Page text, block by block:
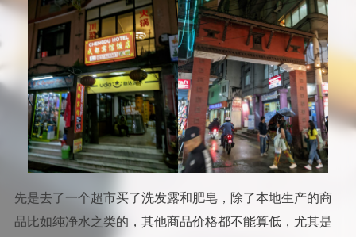
先是去了一个超市买了洗发露和肥皂，除了本地生产的商
品比如纯净水之类的，其他商品价格都不能算低，尤其是